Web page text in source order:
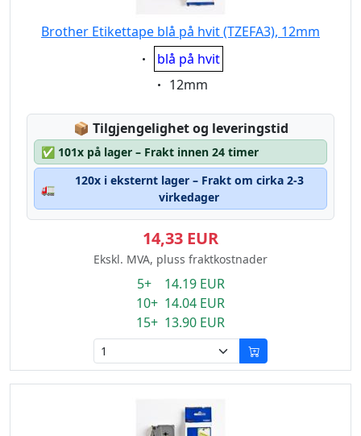
Brother Etikettape blå på hvit (TZEFA3), 12mm
Eigenschaft:
blå på hvit
Eigenschaft:
12mm
📦 Lagerstatus:
Tilgjengelighet og leveringstid
✅ 101x på lager – Frakt innen 24 timer
🚛
120x i eksternt lager – Frakt om cirka 2-3
virkedager
14,33 EUR
Ekskl. MVA, pluss fraktkostnader
5+ 14.19 EUR
10+ 14.04 EUR
15+ 13.90 EUR